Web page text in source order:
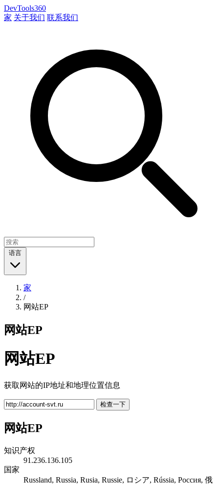
DevTools360
家 关于我们 联系我们
语言
家
/
网站EP
网站EP
网站EP
获取网站的IP地址和地理位置信息
检查一下
网站EP
知识产权
91.236.136.105
国家
Russland, Russia, Rusia, Russie, ロシア, Rússia, Россия, 俄